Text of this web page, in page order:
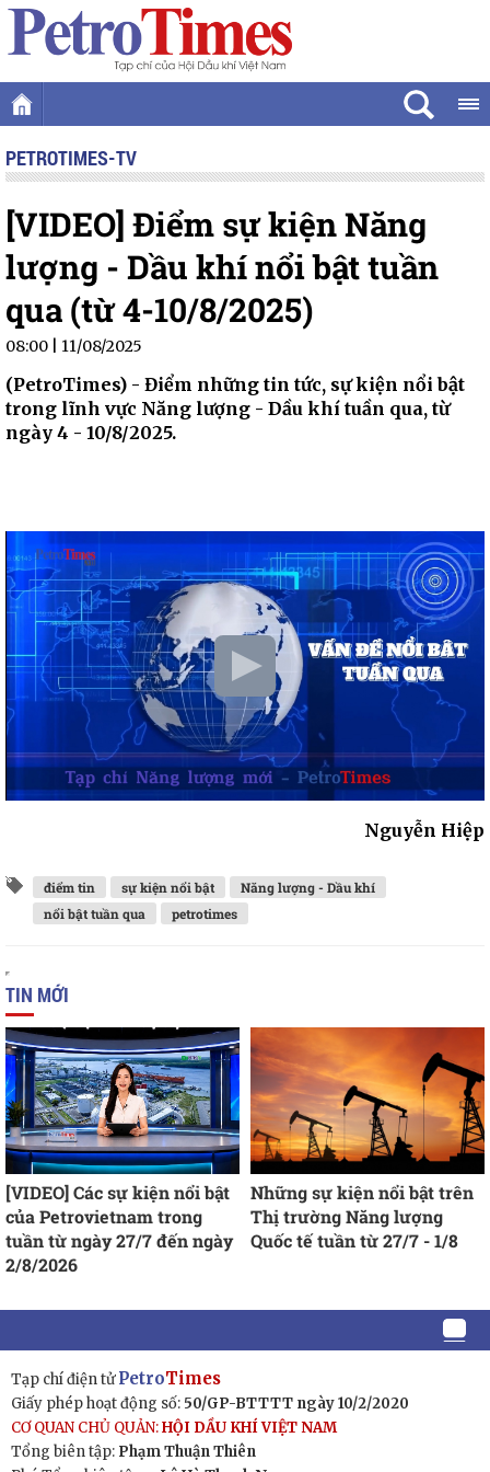
PETROTIMES-TV
[VIDEO] Điểm sự kiện Năng
lượng - Dầu khí nổi bật tuần
qua (từ 4-10/8/2025)
08:00 | 11/08/2025
(PetroTimes) - Điểm những tin tức, sự kiện nổi bật
trong lĩnh vực Năng lượng - Dầu khí tuần qua, từ
ngày 4 - 10/8/2025.
Nguyễn Hiệp
điểm tin sự kiện nổi bật
Năng lượng - Dầu khí
nổi bật tuần qua
petrotimes
TIN MỚI
[VIDEO] Các sự kiện nổi bật
của Petrovietnam trong
tuần từ ngày 27/7 đến ngày
2/8/2026
Những sự kiện nổi bật trên
Thị trường Năng lượng
Quốc tế tuần từ 27/7 - 1/8
Tạp chí điện tửPetroTimes
Giấy phép hoạt động số: 50/GP-BTTTT ngày 10/2/2020
CƠ QUAN CHỦ QUẢN:HỘI DẦU KHÍ VIỆT NAM
Tổng biên tập: Phạm Thuận Thiên